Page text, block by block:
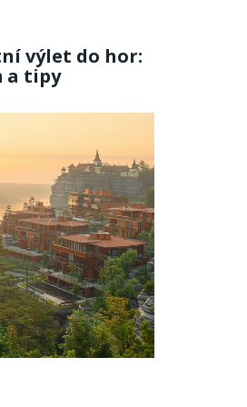
výlet do hor:
a tipy